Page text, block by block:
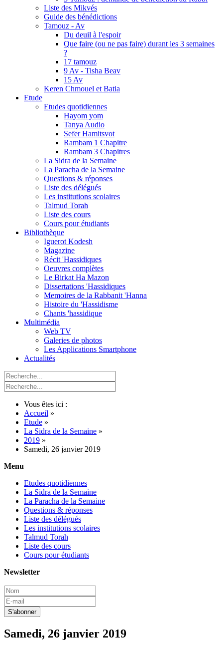
Liste des Mikvés
Guide des bénédictions
Tamouz - Av
Du deuil à l'espoir
Que faire (ou ne pas faire) durant les 3 semaines
?
17 tamouz
9 Av - Tisha Beav
15 Av
Keren Chmouel et Batia
Etude
Etudes quotidiennes
Hayom yom
Tanya Audio
Sefer Hamitsvot
Rambam 1 Chapitre
Rambam 3 Chapitres
La Sidra de la Semaine
La Paracha de la Semaine
Questions & réponses
Liste des délégués
Les institutions scolaires
Talmud Torah
Liste des cours
Cours pour étudiants
Bibliothèque
Iguerot Kodesh
Magazine
Récit 'Hassidiques
Oeuvres complètes
Le Birkat Ha Mazon
Dissertations 'Hassidiques
Memoires de la Rabbanit 'Hanna
Histoire du 'Hassidisme
Chants 'hassidique
Multimédia
Web TV
Galeries de photos
Les Applications Smartphone
Actualités
Vous êtes ici :
Accueil »
Etude »
La Sidra de la Semaine »
2019 »
Samedi, 26 janvier 2019
Menu
Etudes quotidiennes
La Sidra de la Semaine
La Paracha de la Semaine
Questions & réponses
Liste des délégués
Les institutions scolaires
Talmud Torah
Liste des cours
Cours pour étudiants
Newsletter
Samedi, 26 janvier 2019